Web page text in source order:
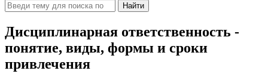
Найти
Дисциплинарная ответственность -
понятие, виды, формы и сроки
привлечения